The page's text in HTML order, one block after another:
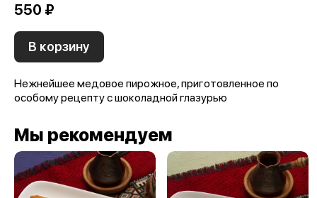
550 ₽
В корзину
Нежнейшее медовое пирожное, приготовленное по
особому рецепту с шоколадной глазурью
Мы рекомендуем